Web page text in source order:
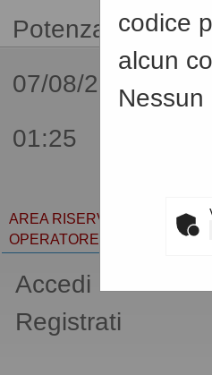
07/08/2026
01:25
codice
alcun
AREA RISERVATA
OPERATORE ECONOMICO
Accedi -
Registrati